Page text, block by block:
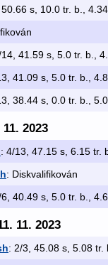
s, 10.0 tr. b.,
41.59 s, 5.0 tr. b.,
41.09 s, 5.0 tr. b.,
38.44 s, 0.0 tr. b.,
11. 2023
: 4/13, 47.15 s, 6.15 tr.
: Diskvalifikován
6, 40.49 s, 5.0 tr. b.,
11. 2023
: 2/3, 45.08 s, 5.08 tr.